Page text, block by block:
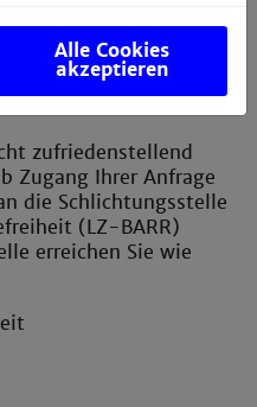
diese [Webseite(n)]
nicht barrierefrei
Sie unsere in Ziffer 4
zufriedenstellend
Zugang Ihrer Anfrage
die Schlichtungsstelle
(LZ-BARR)
erreichen Sie wie
Alle Cookies
akzeptieren